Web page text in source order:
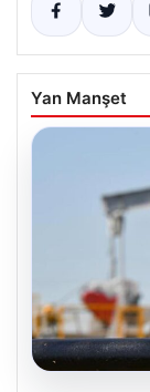
Yan Manşet